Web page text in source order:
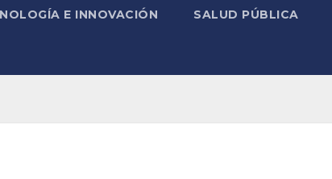
E INNOVACIÓN SALUD PÚBLICA